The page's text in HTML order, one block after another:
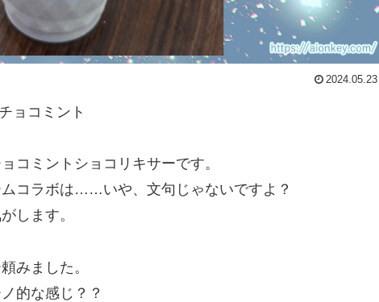
2024.05.23
ョコミント
コミントショコリキサーです。
コラボは……いや、文句じゃないですよ？
します。
みました。
的な感じ？？